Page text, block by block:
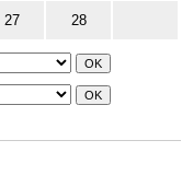
27 28